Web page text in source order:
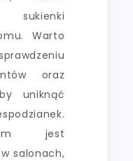
Warto
oraz
uniknąć
jest
salonach,